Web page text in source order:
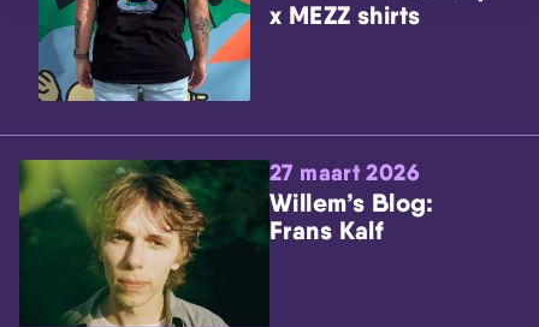
x MEZZ shirts
27 maart 2026
Willem’s Blog:
Frans Kalf